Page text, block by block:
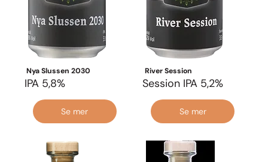
Nya Slussen 2030
IPA 5,8%
Se mer
River Session
Session IPA 5,2%
Se mer